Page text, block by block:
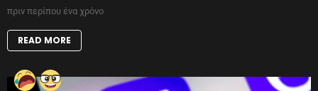
πριν περίπου ένα χρόνο
READ MORE